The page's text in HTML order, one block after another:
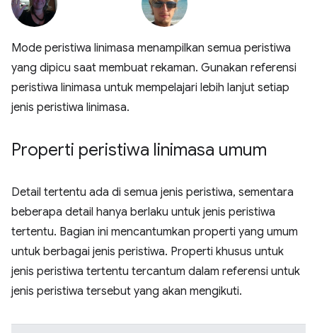
Mode peristiwa linimasa menampilkan semua peristiwa
yang dipicu saat membuat rekaman. Gunakan referensi
peristiwa linimasa untuk mempelajari lebih lanjut setiap
jenis peristiwa linimasa.
Properti peristiwa linimasa umum
Detail tertentu ada di semua jenis peristiwa, sementara
beberapa detail hanya berlaku untuk jenis peristiwa
tertentu. Bagian ini mencantumkan properti yang umum
untuk berbagai jenis peristiwa. Properti khusus untuk
jenis peristiwa tertentu tercantum dalam referensi untuk
jenis peristiwa tersebut yang akan mengikuti.